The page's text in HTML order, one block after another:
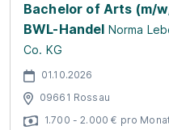
Bachelor of Arts (m/
BWL-Handel Norma
Co. KG
01.10.2026
09661 Rossau
1.700 - 2.000 € pro